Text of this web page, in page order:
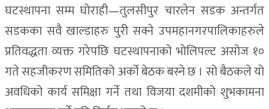
घटस्थापना सम्म घोराही—तुलसीपुर चारलेन सडक अन्तर्गत
सडकका सवै खाल्डाहरु पुरी सक्ने उपमहानगरपालिकाहरुले
प्रतिवद्धता व्यक्त गरेपछि घटस्थापनाको भोलिपल्ट असोज १०
गते सहजीकरण समितिको अर्को बेठक बस्ने छ । सो बैठकले यो
अवधिको कार्य समिक्षा गर्ने तथा विजया दशमीको शुभकामना